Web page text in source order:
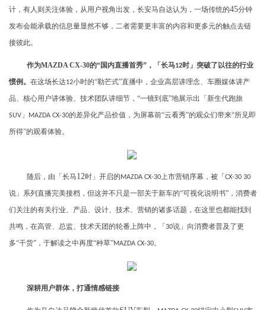
计，有人则关注体验，从用户视角出发，长安马自达认为，一场传统的45分钟
发布会能承载的信息量显然不够，二者需要更丰富的内容和更多元的触点去链
接彼此。
作为MAZDA CX-30的“国内直播首秀”，「长马12时」突破了以往的行业
惯例。 在这场长达12小时的“勒芒式”直播中，企业高层讲理念、车圈媒体讲产
品、核心用户讲体验、技术团队讲细节，“一镜到底”地展示出「新生代跑旅
SUV 」 MAZDA CX-30的差异化产品价值，为屏幕前“云看秀”的观众们带来“所见即
所得”的观看体验。
随后，由「长马12时」开启的 MAZDA CX-30上市营销序幕，被「 CX-30 30
说」系列直播完美接档，但这并不只是一部关于新车的“可视化说明书”，消费者
们关注的有关行业、产品、设计、技术、营销的诸多话题，在这里也都能找到
共鸣，在高管、总监、技术天团的轮番上阵中，「 30说」向消费者普及了更
多“干货”，于解读之中再度“种草”MAZDA CX-30。
深耕用户群体，打通情感链接